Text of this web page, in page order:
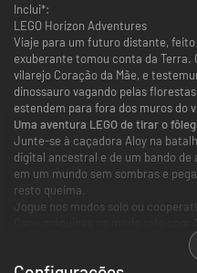
Inclui*:
LEGO Horizon Adventures
Viaje para um futuro distante, feito
exuberante tomou conta da Terra.
vilarejo Coração da Mãe, e
dinossauro vagando pelas
estendem para fora dos muros do
Uma aventura LEGO de tirar o
Junte-se à caçadora Aloy na
digital ancestral e de um bando de
em um mundo sem sombras e
resto queima.
Jogue nos modos solo ou
heróis Varl, Teersa e Erend.
derrotar inimigos e superar